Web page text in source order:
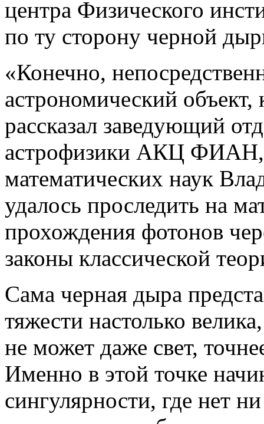
центра Физического
по ту сторону черной
«Конечно,
астрономический
рассказал заведующий
астрофизики АКЦ ФИАН,
математических наук
удалось проследить на
прохождения фотонов
законы классической
Сама черная дыра
тяжести настолько
не может даже свет,
Именно в этой точке
сингулярности, где нет